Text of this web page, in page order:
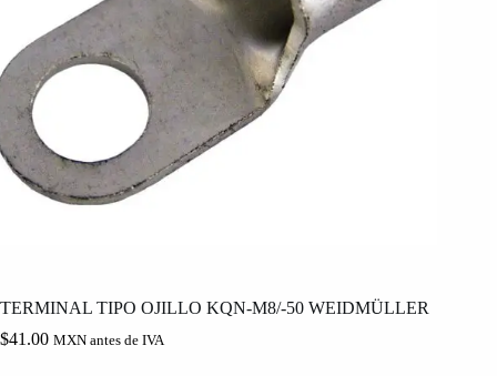
TERMINAL TIPO OJILLO KQN-M8/-50 WEIDMÜLLER
$41.00 MXN antes de IVA